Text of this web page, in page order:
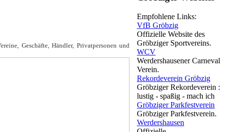
Geschäfte, Händler, Privatpersonen und
Empfohlene Links:
VfB Gröbzig
Offizielle Website des
Gröbziger Sportvereins.
WCV
Werdershausener Carneval
Verein.
Rekordeverein Gröbzig
Gröbziger Rekordeverein :
lustig - spaßig - mach ich
Gröbziger Parkfestverein
Gröbziger Parkfestverein.
Werdershausen